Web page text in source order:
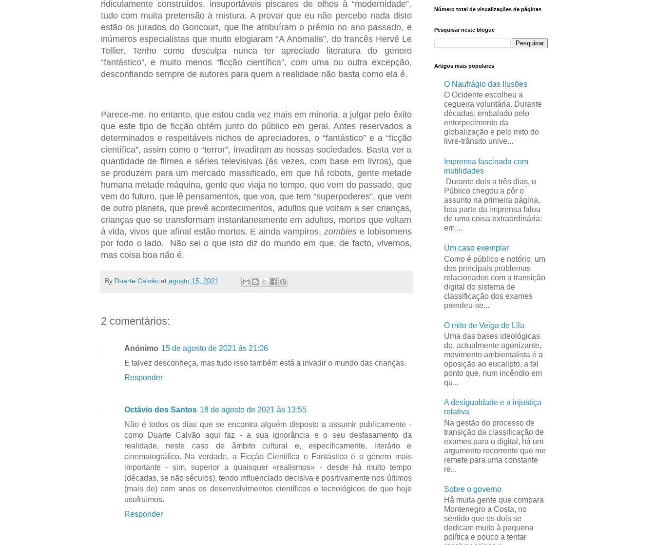
ridiculamente construídos, insuportáveis piscares de olhos à “modernidade”,
tudo com muita pretensão à mistura. A provar que eu não percebo nada disto
estão os jurados do Goncourt, que lhe atribuíram o prémio no ano passado, e
inúmeros especialistas que muito elogiaram “A Anomalia”, do francês Hervé Le
Tellier. Tenho como desculpa nunca ter apreciado literatura do género
“fantástico”, e muito menos “ficção científica”, com uma ou outra excepção,
desconfiando sempre de autores para quem a realidade não basta como ela é.
Parece-me, no entanto, que estou cada vez mais em minoria, a julgar pelo êxito
que este tipo de ficção obtém junto do público em geral. Antes reservados a
determinados e respeitáveis nichos de apreciadores, o “fantástico” e a “ficção
científica”, assim como o “terror”, invadiram as nossas sociedades. Basta ver a
quantidade de filmes e séries televisivas (às vezes, com base em livros), que
se produzem para um mercado massificado, em que há robots, gente metade
humana metade máquina, gente que viaja no tempo, que vem do passado, que
vem do futuro, que lê pensamentos, que voa, que tem “superpoderes”, que vem
de outro planeta, que prevê acontecimentos, adultos que voltam a ser crianças,
crianças que se transformam instantaneamente em adultos, mortos que voltam
à vida, vivos que afinal estão mortos. E ainda vampiros, zombiese lobisomens
por todo o lado. Não sei o que isto diz do mundo em que, de facto, vivemos,
mas coisa boa não é.
By Duarte Calvão at agosto 15, 2021
2 comentários:
Anónimo 15 de agosto de 2021 às 21:06
E talvez desconheça, mas tudo isso também está a invadir o mundo das crianças.
Responder
Octávio dos Santos 18 de agosto de 2021 às 13:55
Não é todos os dias que se encontra alguém disposto a assumir publicamente -
como Duarte Calvão aqui faz - a sua ignorância e o seu desfasamento da
realidade, neste caso de âmbito cultural e, especificamente, literário e
cinematográfico. Na verdade, a Ficção Científica e Fantástico é o género mais
importante - sim, superior a quaisquer «realismos» - desde há muito tempo
(décadas, se não séculos), tendo influenciado decisiva e positivamente nos últimos
(mais de) cem anos os desenvolvimentos científicos e tecnológicos de que hoje
usufruímos.
Responder
Número total de visualizações de páginas
Pesquisar neste blogue
Artigos mais populares
O Naufrágio das Ilusões
O Ocidente escolheu a
cegueira voluntária. Durante
décadas, embalado pelo
entorpecimento da
globalização e pelo mito do
livre-trânsito unive...
Imprensa fascinada com
inutilidades
Durante dois a três dias, o
Público chegou a pôr o
assunto na primeira página,
boa parte da imprensa falou
de uma coisa extraordinária:
em ...
Um caso exemplar
Como é público e notório, um
dos principais problemas
relacionados com a transição
digital do sistema de
classificação dos exames
prendeu-se...
O mito de Veiga de Lila
Uma das bases ideológicas
do, actualmente agonizante,
movimento ambientalista é a
oposição ao eucalipto, a tal
ponto que, num incêndio em
qu...
A desigualdade e a injustiça
relativa
Na gestão do processo de
transição da classificação de
exames para o digital, há um
argumento recorrente que me
remete para uma constante
re...
Sobre o governo
Há muita gente que compara
Montenegro a Costa, no
sentido que os dois se
dedicam muito à pequena
política e pouco a tentar